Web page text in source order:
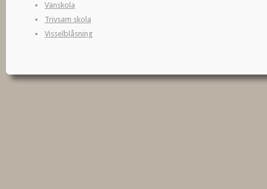
Vänskola
Trivsam skola
Visselblåsning